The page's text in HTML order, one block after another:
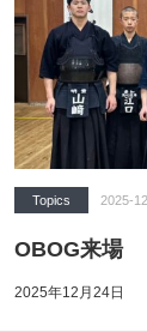
Topics 2025-
OBOG来場
2025年12月24日